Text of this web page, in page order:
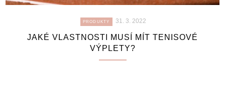
PRODUKTY 31. 3. 2022
JAKÉ VLASTNOSTI MUSÍ MÍT TENISOVÉ
VÝPLETY?